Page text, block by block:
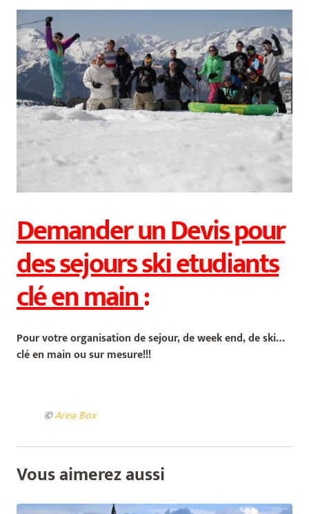
Demander un Devispour
des sejours ski etudiants
clé en main:
Pour votre organisation de sejour, de week end, de ski…
clé en main ou sur mesure!!!
©Area Box
Vous aimerez aussi